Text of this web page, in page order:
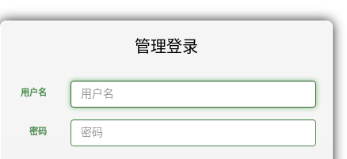
管理登录
用户名
密码